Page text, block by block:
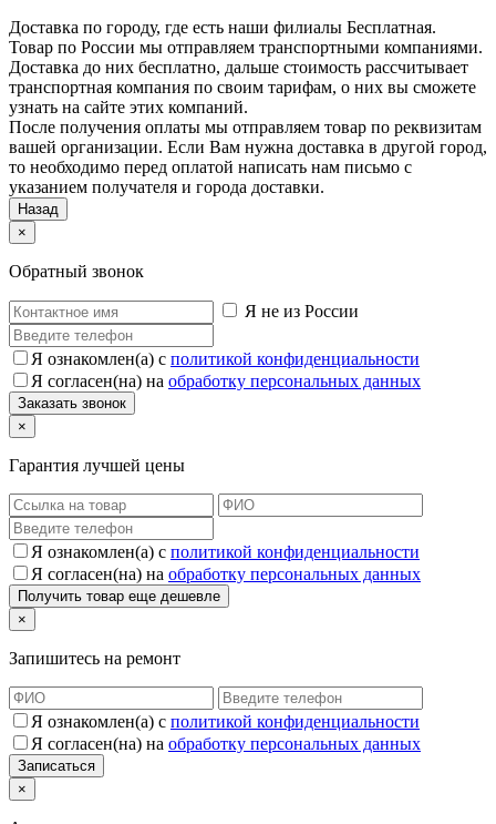
Доставка по городу, где есть наши филиалы Бесплатная.
Товар по России мы отправляем транспортными компаниями.
Доставка до них бесплатно, дальше стоимость рассчитывает
транспортная компания по своим тарифам, о них вы сможете
узнать на сайте этих компаний.
После получения оплаты мы отправляем товар по реквизитам
вашей организации. Если Вам нужна доставка в другой город,
то необходимо перед оплатой написать нам письмо с
указанием получателя и города доставки.
Назад
×
Обратный звонок
Я не из России
Я ознакомлен(а) с политикой конфиденциальности
Я согласен(на) на обработку персональных данных
×
Гарантия лучшей цены
Я ознакомлен(а) с политикой конфиденциальности
Я согласен(на) на обработку персональных данных
×
Запишитесь на ремонт
Я ознакомлен(а) с политикой конфиденциальности
Я согласен(на) на обработку персональных данных
×